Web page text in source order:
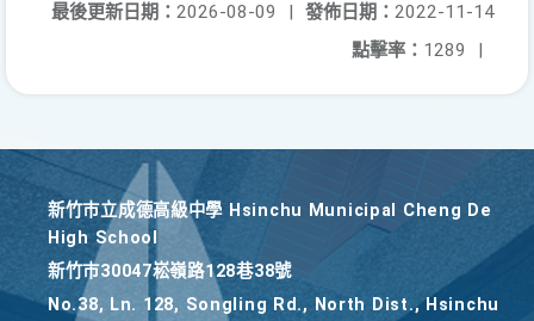
發佈日期： 2022-11-14
最後更新日期： 2026-08-09
|
點擊率： 1289 |
新竹巿立成德高級中學 Hsinchu Municipal Cheng De
High School
新竹巿30047崧嶺路128巷38號
No.38, Ln. 128, Songling Rd., North Dist., Hsinchu